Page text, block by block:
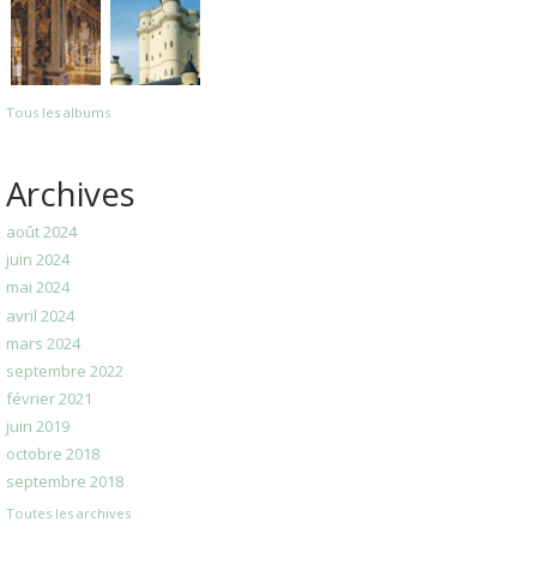
Tous les albums
Archives
août 2024
juin 2024
mai 2024
avril 2024
mars 2024
septembre 2022
février 2021
juin 2019
octobre 2018
septembre 2018
Toutes les archives